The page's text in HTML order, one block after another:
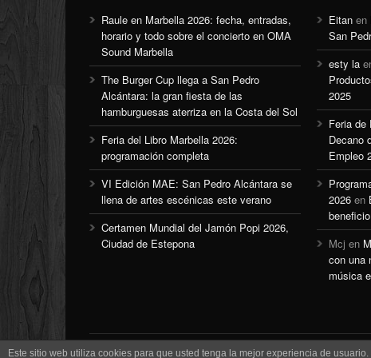
Raule en Marbella 2026: fecha, entradas,
horario y todo sobre el concierto en OMA
Sound Marbella
The Burger Cup llega a San Pedro
Alcántara: la gran fiesta de las
hamburguesas aterriza en la Costa del Sol
Feria del Libro Marbella 2026:
programación completa
VI Edición MAE: San Pedro Alcántara se
llena de artes escénicas este verano
Certamen Mundial del Jamón Popi 2026,
Ciudad de Estepona
Eitan en
San
esty la
2025
Feria de
Decano
Empleo
2026 en
Mcj en
con una
música
Este sitio web utiliza cookies para que usted tenga la mejor experiencia de